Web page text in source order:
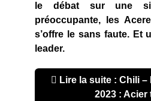
le débat sur une
préoccupante, les
s’offre le sans faute. Et
leader.
Lire la suite : Chili
2023 : Acier